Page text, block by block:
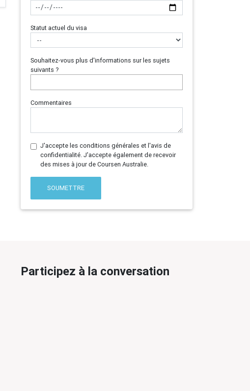
Statut actuel du visa
Souhaitez-vous plus d'informations sur les sujets
suivants ?
Commentaires
J'accepte les conditions générales et l'avis de
confidentialité. J'accepte également de recevoir
des mises à jour de Coursen Australie.
SOUMETTRE
Participez à la conversation